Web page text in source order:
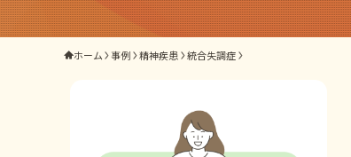
外出困難でもOK
ホーム 事例 精神疾患 統合失調症